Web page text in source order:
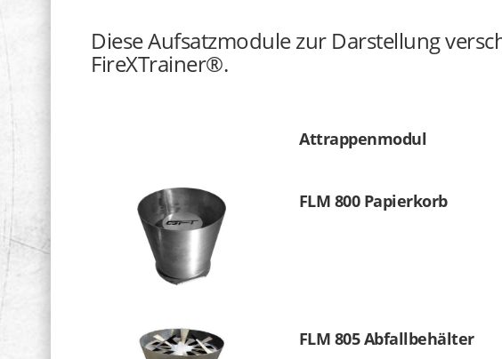
Diese Aufsatzmodule zur Darstellung
FireXTrainer®.
Attrappenmodul
FLM 800 Papierkorb
FLM 805 Abfallbehälter